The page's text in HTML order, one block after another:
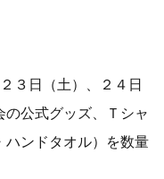
３日（土）、２４日
の公式グッズ、Ｔシャ
ハンドタオル）を数量